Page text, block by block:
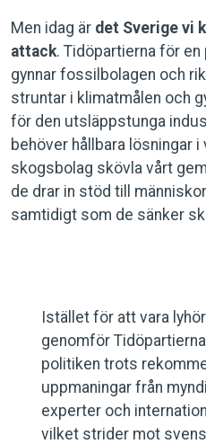
Men idag är det Sverige vi
attack. Tidöpartierna för
gynnar fossilbolagen och
struntar i klimatmålen och
för den utsläppstunga
behöver hållbara lösningar
skogsbolag skövla vårt
de drar in stöd till
samtidigt som de sänker
Istället för att vara
genomför
politiken trots
uppmaningar från
experter och
vilket strider mot